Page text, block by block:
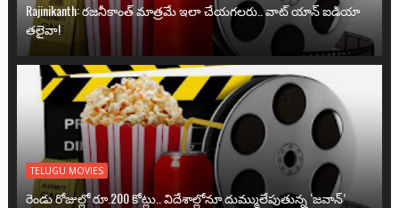
Rajinikanth: రజనీకాంత్ మాత్రమే ఇలా చేయగలరు.. వాట్ యాన్ ఐడియా
తలైవా!
TELUGU MOVIES
రెండు రోజుల్లో రూ.200 కోట్లు.. విదేశాల్లోనూ దుమ్ములేపుతున్న ‘జవాన్’